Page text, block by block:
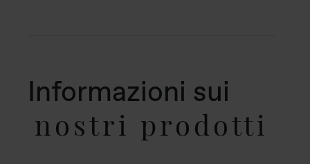
Informazioni sui
nostri prodotti